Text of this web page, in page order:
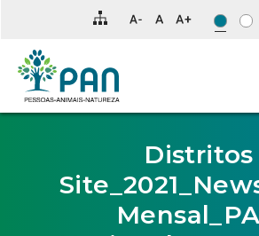
para
conteúdo
principal
da
Distritos